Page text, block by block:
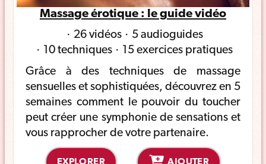
Massage érotique : le guide vidéo
26 vidéos
5 audioguides
10 techniques
15 exercices pratiques
Grâce à des techniques de massage
sensuelles et sophistiquées, découvrez en 5
semaines comment le pouvoir du toucher
peut créer une symphonie de sensations et
vous rapprocher de votre partenaire.